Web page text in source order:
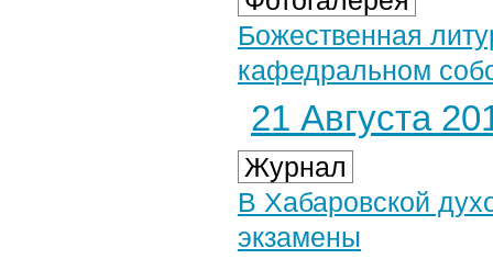
Божественная
кафедральном
21 Августа
Журнал
В Хабаровской
экзамены